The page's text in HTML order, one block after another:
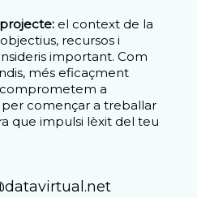
el context de la
recursos i
important. Com
més eficaçment
a
començar a treballar
que impulsi lèxit del teu